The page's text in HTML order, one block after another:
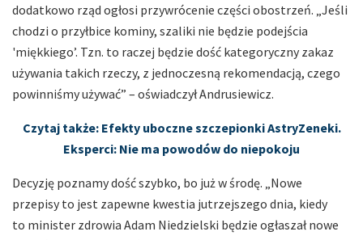
dodatkowo rząd ogłosi przywrócenie części obostrzeń. „Jeśli
chodzi o przyłbice kominy, szaliki nie będzie podejścia
'miękkiego’. Tzn. to raczej będzie dość kategoryczny zakaz
używania takich rzeczy, z jednoczesną rekomendacją, czego
powinniśmy używać” – oświadczył Andrusiewicz.
Czytaj także: Efekty uboczne szczepionki AstryZeneki.
Eksperci: Nie ma powodów do niepokoju
Decyzję poznamy dość szybko, bo już w środę. „Nowe
przepisy to jest zapewne kwestia jutrzejszego dnia, kiedy
to minister zdrowia Adam Niedzielski będzie ogłaszał nowe